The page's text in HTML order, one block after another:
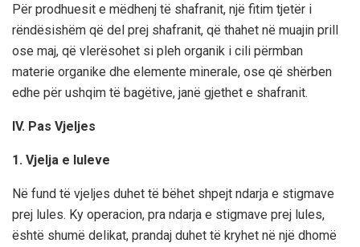
Për prodhuesit e mëdhenj të shafranit, një fitim tjetër i
rëndësishëm që del prej shafranit, që thahet në muajin prill
ose maj, që vlerësohet si pleh organik i cili përmban
materie organike dhe elemente minerale, ose që shërben
edhe për ushqim të bagëtive, janë gjethet e shafranit.
IV. Pas Vjeljes
1. Vjelja e luleve
Në fund të vjeljes duhet të bëhet shpejt ndarja e stigmave
prej lules. Ky operacion, pra ndarja e stigmave prej lules,
është shumë delikat, prandaj duhet të kryhet në një dhomë